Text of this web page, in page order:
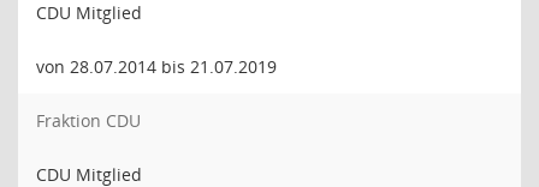
CDU Mitglied
von 28.07.2014 bis 21.07.2019
Fraktion CDU
CDU Mitglied